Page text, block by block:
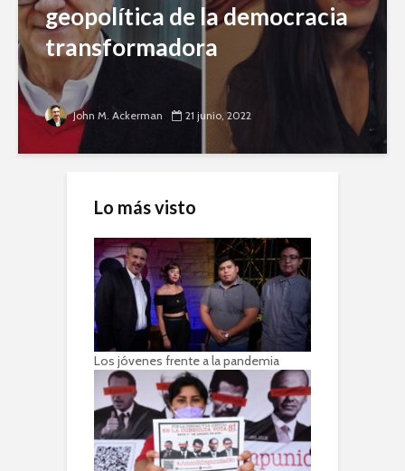
geopolítica de la democracia
transformadora
John M. Ackerman 21 junio, 2022
Lo más visto
Los jóvenes frente a la pandemia